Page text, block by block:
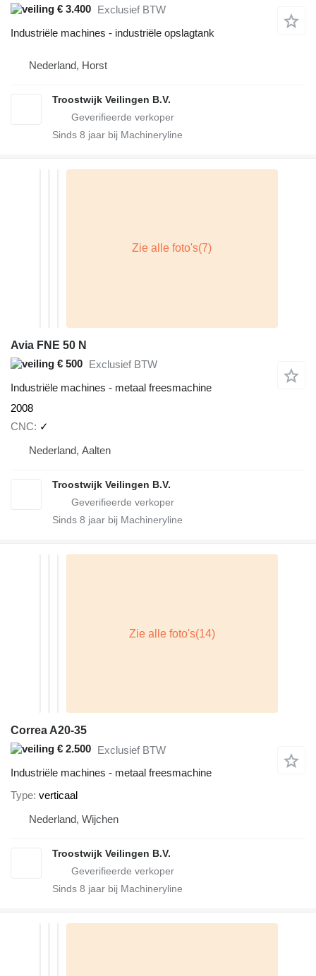
€ 3.400 Exclusief BTW
Industriële machines - industriële opslagtank
Nederland, Horst
Troostwijk Veilingen B.V.
Sinds 8 jaar bij Machineryline
Avia FNE 50 N
€ 500 Exclusief BTW
Industriële machines - metaal freesmachine
2008
CNC
✓
Nederland, Aalten
Troostwijk Veilingen B.V.
Sinds 8 jaar bij Machineryline
Correa A20-35
€ 2.500 Exclusief BTW
Industriële machines - metaal freesmachine
Type verticaal
Nederland, Wijchen
Troostwijk Veilingen B.V.
Sinds 8 jaar bij Machineryline